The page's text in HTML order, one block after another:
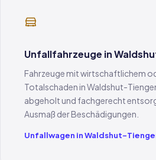
Unfallfahrzeuge in
Fahrzeuge mit wirtschaftlichem
Totalschaden in Waldshut-
abgeholt und fachgerecht
Ausmaß der Beschädigungen.
Unfallwagen in Waldshut-